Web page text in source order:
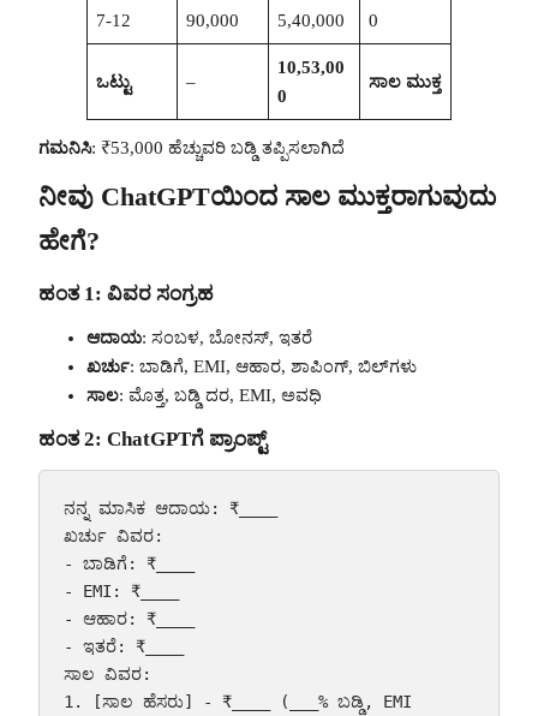
7-12 90,000 5,40,000 0
ಒಟ್ಟು –
10,53,00
0
ಸಾಲ ಮುಕ್ತ
ಗಮನಿಸಿ: ₹53,000 ಹೆಚ್ಚುವರಿ ಬಡ್ಡಿ ತಪ್ಪಿಸಲಾಗಿದೆ
ನೀವು ChatGPTಯಿಂದ ಸಾಲ ಮುಕ್ತರಾಗುವುದು
ಹೇಗೆ?
ಹಂತ 1: ವಿವರ ಸಂಗ್ರಹ
ಆದಾಯ: ಸಂಬಳ, ಬೋನಸ್, ಇತರೆ
ಖರ್ಚು: ಬಾಡಿಗೆ, EMI, ಆಹಾರ, ಶಾಪಿಂಗ್, ಬಿಲ್‌ಗಳು
ಸಾಲ: ಮೊತ್ತ, ಬಡ್ಡಿ ದರ, EMI, ಅವಧಿ
ಹಂತ 2: ChatGPTಗೆ ಪ್ರಾಂಪ್ಟ್
ನನ್ನ ಮಾಸಿಕ ಆದಾಯ: ₹____
ಖರ್ಚು ವಿವರ:
- ಬಾಡಿಗೆ: ₹____
- EMI: ₹____
- ಆಹಾರ: ₹____
- ಇತರೆ: ₹____
ಸಾಲ ವಿವರ:
1. [ಸಾಲ ಹೆಸರು] - ₹____ (___% ಬಡ್ಡಿ, EMI